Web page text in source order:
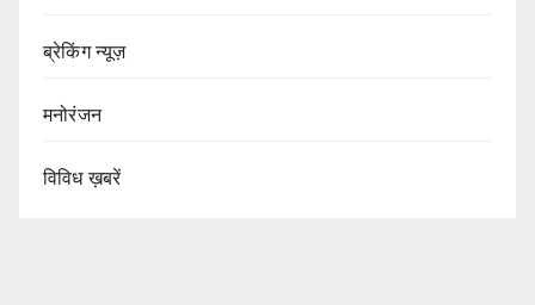
ब्रेकिंग न्यूज़
मनोरंजन
विविध ख़बरें